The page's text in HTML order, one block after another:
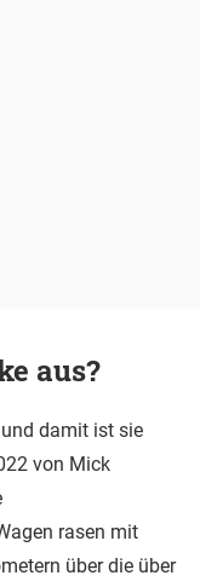
aus?
damit ist sie
von Mick
rasen mit
über die über